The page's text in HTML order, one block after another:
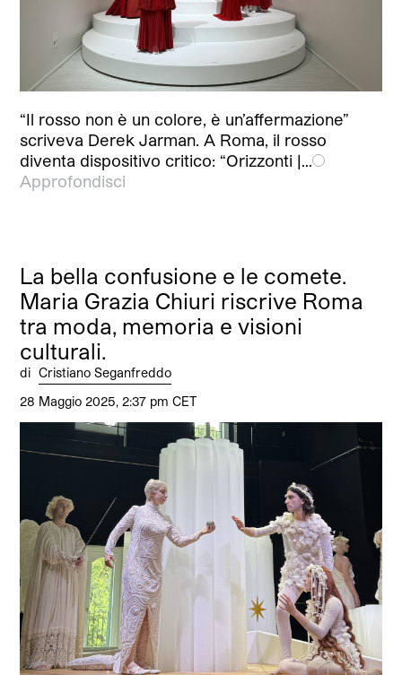
“Il rosso non è un colore, è un’affermazione”
scriveva Derek Jarman. A Roma, il rosso
diventa dispositivo critico: “Orizzonti |…
Approfondisci
La bella confusione e le comete.
Maria Grazia Chiuri riscrive Roma
tra moda, memoria e visioni
culturali.
di Cristiano Seganfreddo
28 Maggio 2025, 2:37 pm CET